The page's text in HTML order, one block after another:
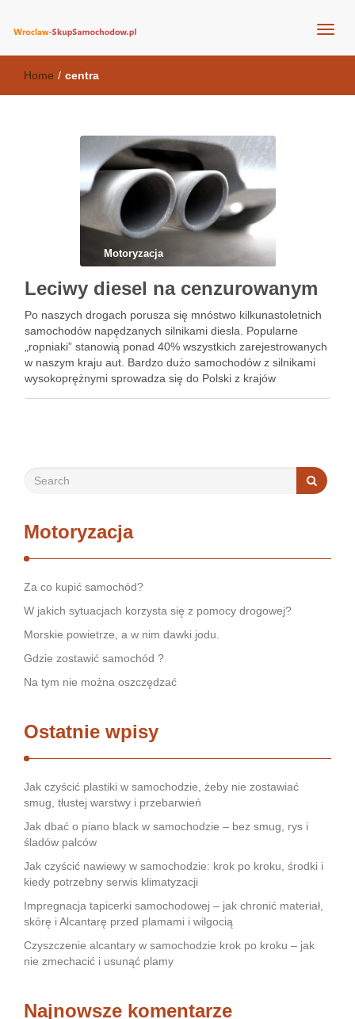
wroclaw-skupsamochodow.pl
Home / centra
Motoryzacja
Leciwy diesel na cenzurowanym
Po naszych drogach porusza się mnóstwo kilkunastoletnich
samochodów napędzanych silnikami diesla. Popularne
„ropniaki” stanowią ponad 40% wszystkich zarejestrowanych
w naszym kraju aut. Bardzo dużo samochodów z silnikami
wysokoprężnymi sprowadza się do Polski z krajów
Motoryzacja
Za co kupić samochód?
W jakich sytuacjach korzysta się z pomocy drogowej?
Morskie powietrze, a w nim dawki jodu.
Gdzie zostawić samochód ?
Na tym nie można oszczędzać
Ostatnie wpisy
Jak czyścić plastiki w samochodzie, żeby nie zostawiać
smug, tłustej warstwy i przebarwień
Jak dbać o piano black w samochodzie – bez smug, rys i
śladów palców
Jak czyścić nawiewy w samochodzie: krok po kroku, środki i
kiedy potrzebny serwis klimatyzacji
Impregnacja tapicerki samochodowej – jak chronić materiał,
skórę i Alcantarę przed plamami i wilgocią
Czyszczenie alcantary w samochodzie krok po kroku – jak
nie zmechacić i usunąć plamy
Najnowsze komentarze